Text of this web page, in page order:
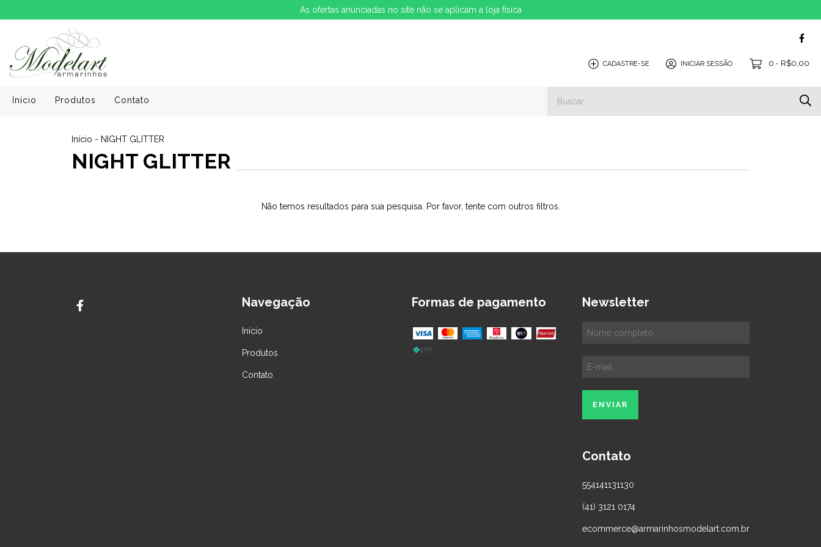
As ofertas anunciadas no site não se aplicam a loja física
CADASTRE-SE INICIAR SESSÃO 0 - R$0,00
Início Produtos Contato
Início - NIGHT GLITTER
NIGHT GLITTER
Não temos resultados para sua pesquisa. Por favor, tente com outros filtros.
Navegação
Início
Produtos
Contato
Formas de pagamento Newsletter
Contato
554141131130
(41) 3121 0174
ecommerce@armarinhosmodelart.com.br